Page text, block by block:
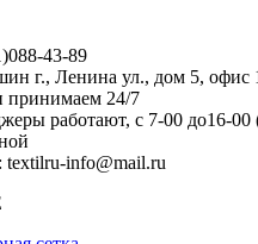
43-89
г., Ленина ул., дом 5, офис
принимаем 24/7
работают, с 7-00 до16-
textilru-info@mail.ru